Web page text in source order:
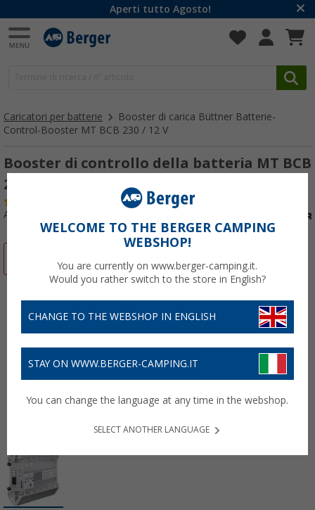
Aperti tutto Agosto!
Caricatori per batterie
Booster di carica Büttner Batterie-
Control-Booster MT BCB 230 / 12 V
Booster di controllo della batteria MT BCB
20/20 IUoU
Articolo n: 252580
WELCOME TO THE BERGER CAMPING
WEBSHOP!
You are currently on www.berger-camping.it.
Would you rather switch to the store in English?
CHANGE TO THE WEBSHOP IN ENGLISH
STAY ON WWW.BERGER-CAMPING.IT
You can change the language at any time in the webshop.
SELECT ANOTHER LANGUAGE